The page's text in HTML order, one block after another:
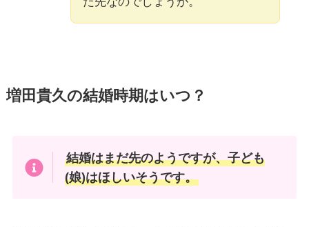
増田貴久の結婚時期はいつ？
結婚はまだ先のようですが、子ども
(娘)はほしいそうです。